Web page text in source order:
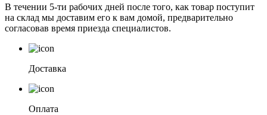
В течении 5-ти рабочих дней после того, как товар поступит
на склад мы доставим его к вам домой, предварительно
согласовав время приезда специалистов.
Доставка
Оплата